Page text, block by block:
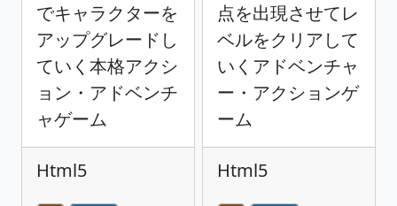
でキャラクターを
アップグレードし
ていく本格アクシ
ョン・アドベンチ
ャゲーム
Html5
点を出現させてレ
ベルをクリアして
いくアドベンチャ
ー・アクションゲ
ーム
Html5